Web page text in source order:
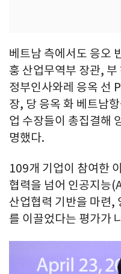
베트남 측에서도 응오
훙 산업무역부 장관,
정부인사와레 응옥 선
장, 당 응옥 화 베트남
업 수장들이 총집결해
명했다.
109개 기업이 참여한
협력을 넘어 인공지능
산업협력 기반을 마련,
를 이끌었다는 평가가